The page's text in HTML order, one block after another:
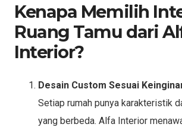
Kenapa Memilih
Ruang Tamu dari
Interior?
Desain Custom Sesuai
Setiap rumah punya karakteristik
yang berbeda. Alfa Interior